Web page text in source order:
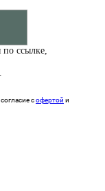
ссылке,
софертой и